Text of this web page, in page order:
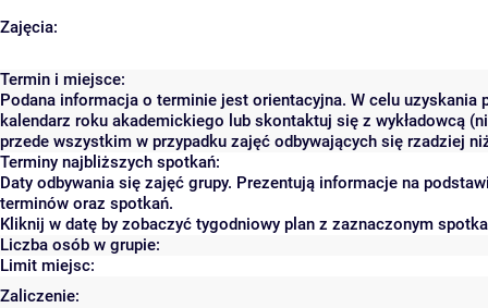
Zajęcia:
Termin i miejsce:
Podana informacja o terminie jest orientacyjna. W celu uzyskania
kalendarz roku akademickiego lub skontaktuj się z wykładowcą
przede wszystkim w przypadku zajęć odbywających się rzadziej
Terminy najbliższych spotkań:
Daty odbywania się zajęć grupy. Prezentują informacje na
terminów oraz spotkań.
Kliknij w datę by zobaczyć tygodniowy plan z zaznaczonym
Liczba osób w grupie:
Limit miejsc:
Zaliczenie: